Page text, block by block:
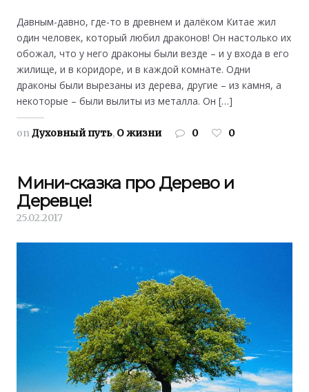
Давным-давно, где-то в древнем и далёком Китае жил
один человек, который любил драконов! Он настолько их
обожал, что у него драконы были везде – и у входа в его
жилище, и в коридоре, и в каждой комнате. Одни
драконы были вырезаны из дерева, другие – из камня, а
некоторые – были вылиты из металла. Он […]
onДуховный путь, О жизни 0 0
Мини-сказка про Дерево и
Деревце!
25.02.2017